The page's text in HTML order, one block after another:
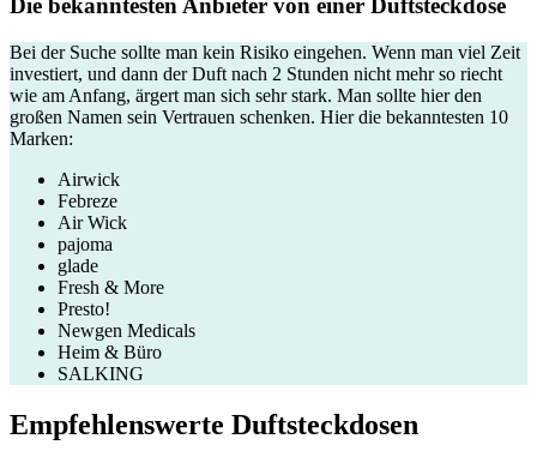
Die bekanntesten Anbieter von einer Duftsteckdose
Bei der Suche sollte man kein Risiko eingehen. Wenn man viel Zeit
investiert, und dann der Duft nach 2 Stunden nicht mehr so riecht
wie am Anfang, ärgert man sich sehr stark. Man sollte hier den
großen Namen sein Vertrauen schenken. Hier die bekanntesten 10
Marken:
Airwick
Febreze
Air Wick
pajoma
glade
Fresh & More
Presto!
Newgen Medicals
Heim & Büro
SALKING
Empfehlenswerte Duftsteckdosen